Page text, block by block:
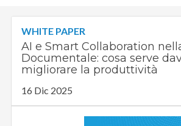
WHITE PAPER
AI e Smart Collaboration
Documentale: cosa serve
migliorare la produttività
16 Dic 2025